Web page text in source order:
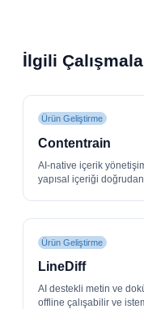
İlgili
Ürün Geliştirme
Contentrain
AI-native içerik
yapısal içeriği
edilebilir Contentrain
Ürün Geliştirme
LineDiff
AI destekli metin ve
offline çalışabilir ve